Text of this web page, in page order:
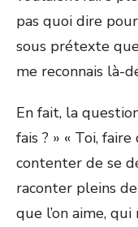
pas quoi dire
sous prétexte
me reconnais là-
En fait, la
fais ? » « Toi,
contenter de se
raconter pleins
que l’on aime,